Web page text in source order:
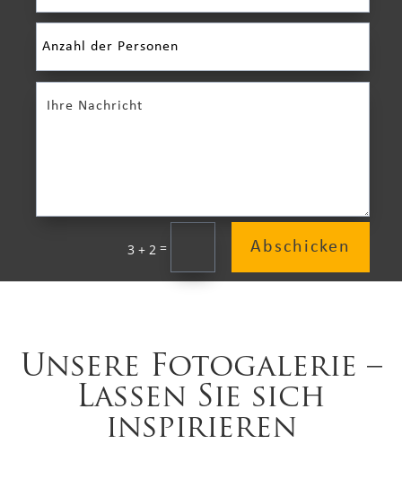
3 + 2 = Abschicken
Unsere Fotogalerie –
Lassen Sie sich
inspirieren